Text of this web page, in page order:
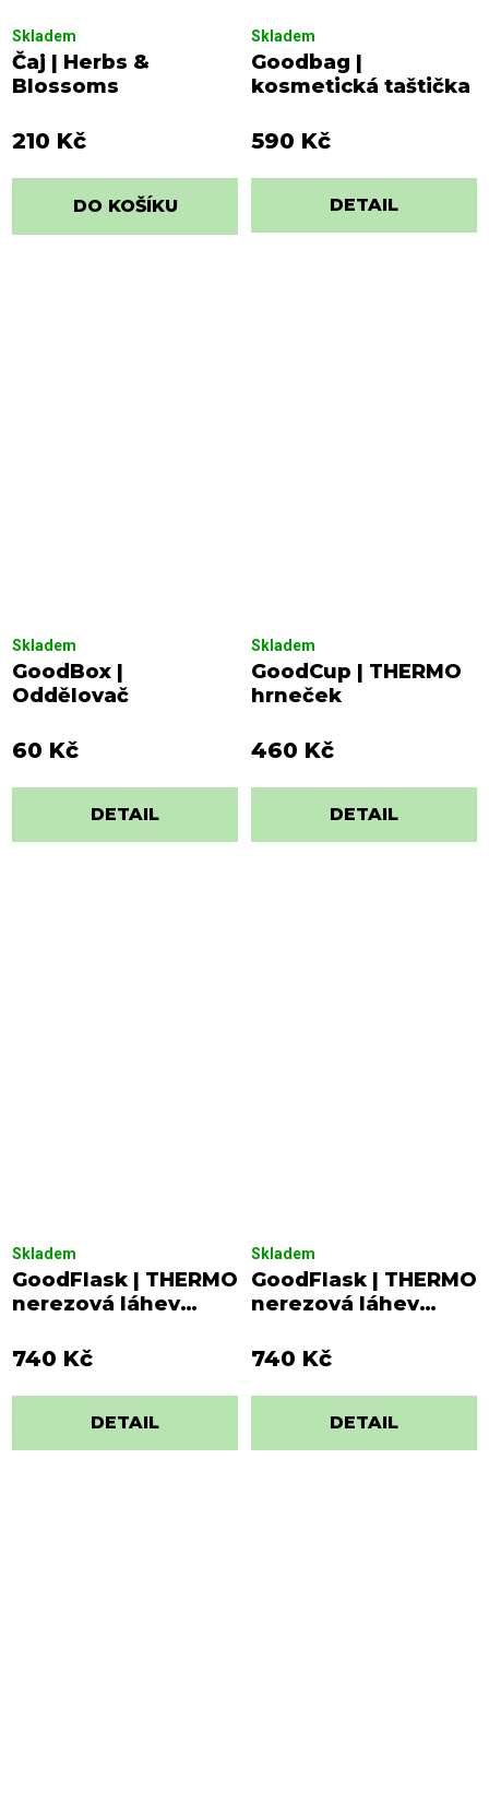
Čaj | Herbs &
Blossoms
Skladem
210 Kč
DO KOŠÍKU
Goodbag |
kosmetická taštička
Skladem
590 Kč
DETAIL
GoodBox |
Oddělovač
Skladem
60 Kč
DETAIL
GoodCup | THERMO
hrneček
Skladem
460 Kč
DETAIL
GoodFlask | THERMO
nerezová láhev
Skladem
740 Kč
DETAIL
GoodFlask | THERMO
nerezová láhev
Skladem
740 Kč
DETAIL